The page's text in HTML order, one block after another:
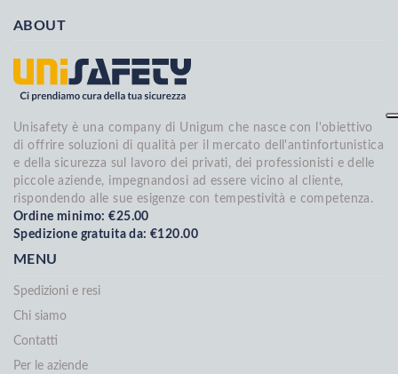
ABOUT
Unisafety è una company di Unigum che nasce con l'obiettivo
di offrire soluzioni di qualità per il mercato dell'antinfortunistica
e della sicurezza sul lavoro dei privati, dei professionisti e delle
piccole aziende, impegnandosi ad essere vicino al cliente,
rispondendo alle sue esigenze con tempestività e competenza.
Ordine minimo: €25.00
Spedizione gratuita da: €120.00
MENU
Spedizioni e resi
Chi siamo
Contatti
Per le aziende